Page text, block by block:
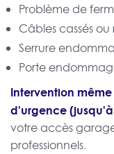
Problème de
Câbles cassés ou
Serrure
Porte
Intervention
d'urgence
votre accès
professionnels.